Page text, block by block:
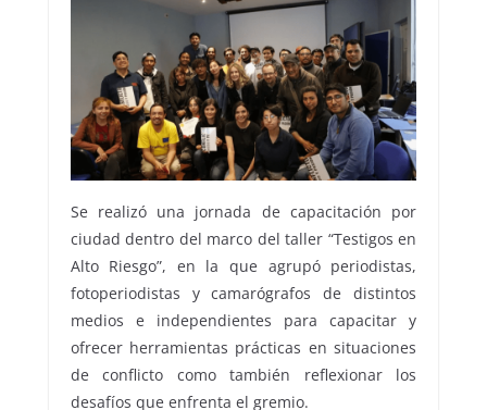
Se realizó una jornada de capacitación por
ciudad dentro del marco del taller “Testigos en
Alto Riesgo”, en la que agrupó periodistas,
fotoperiodistas y camarógrafos de distintos
medios e independientes para capacitar y
ofrecer herramientas prácticas en situaciones
de conflicto como también reflexionar los
desafíos que enfrenta el gremio.